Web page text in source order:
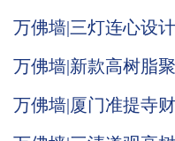
万佛墙|三灯连心设
万佛墙|新款高树脂
万佛墙|厦门准提寺